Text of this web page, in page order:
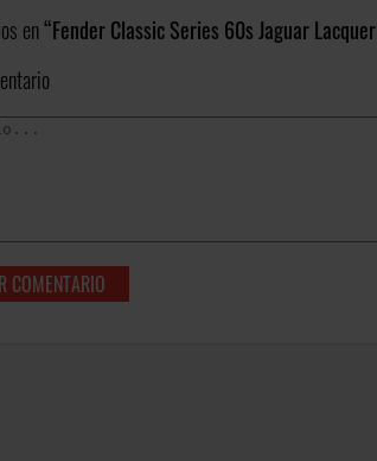
en Fender Classic Series 60s Jaguar Lacquer